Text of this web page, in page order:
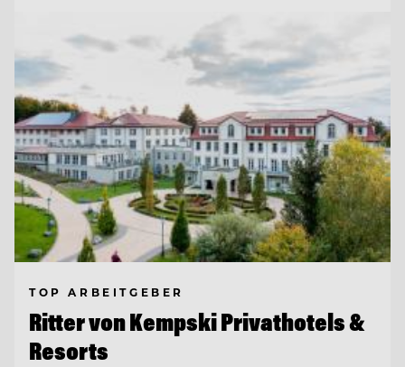
TOP ARBEITGEBER
Ritter von Kempski Privathotels &
Resorts